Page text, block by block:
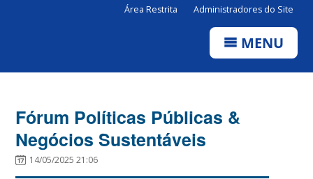
Área Restrita Administradores do Site
MENU
Fórum Políticas Públicas &
Negócios Sustentáveis
14/05/2025 21:06